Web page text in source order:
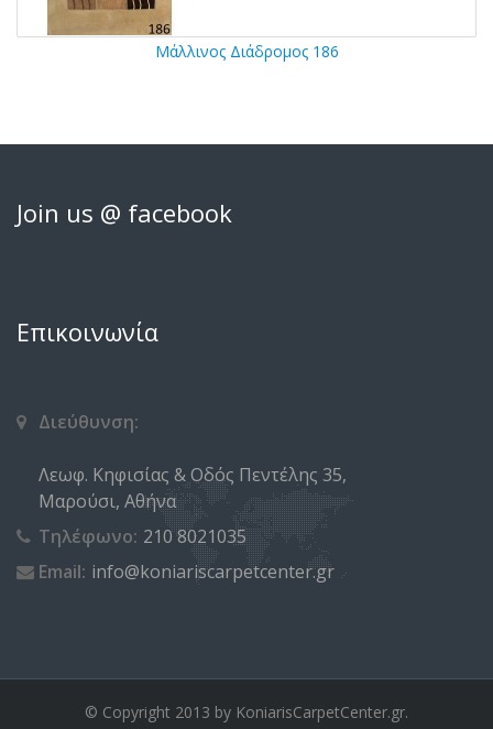
Μάλλινος Διάδρομος 186
Join us @ facebook
Επικοινωνία
Διεύθυνση:
Λεωφ. Κηφισίας & Οδός Πεντέλης 35,
Μαρούσι, Αθήνα
Τηλέφωνο: 210 8021035
Email: info@koniariscarpetcenter.gr
© Copyright 2013 by KoniarisCarpetCenter.gr.